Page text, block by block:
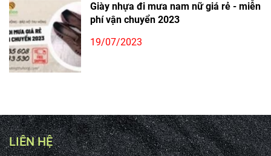
Giày nhựa đi mưa nam nữ giá rẻ - miễn
phí vận chuyển 2023
19/07/2023
LIÊN HỆ